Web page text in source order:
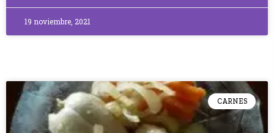
19 noviembre, 2021
CARNES